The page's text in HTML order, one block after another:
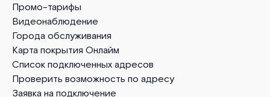
Промо-тарифы
Видеонаблюдение
Города обслуживания
Карта покрытия Онлайм
Список подключенных адресов
Проверить возможность по адресу
Заявка на подключение